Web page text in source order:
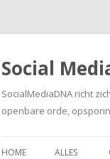
Social
SocialMediaDNA richt
openbare orde,
HOME ALLES